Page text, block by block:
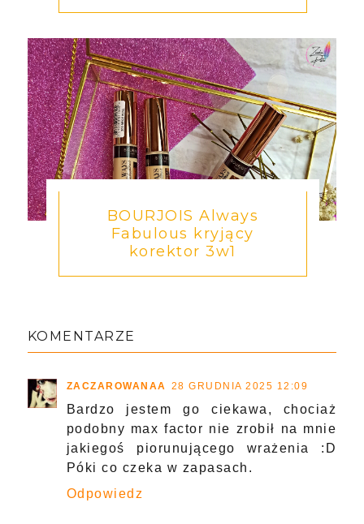
BOURJOIS Always
Fabulous kryjący
korektor 3w1
KOMENTARZE
ZACZAROWANAA 28 GRUDNIA 2025 12:09
Bardzo jestem go ciekawa, chociaż
podobny max factor nie zrobił na mnie
jakiegoś piorunującego wrażenia :D
Póki co czeka w zapasach.
Odpowiedz